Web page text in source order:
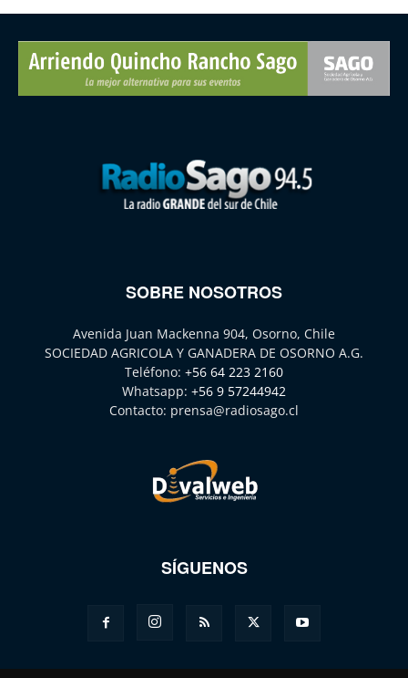
SOBRE NOSOTROS
Avenida Juan Mackenna 904, Osorno, Chile
SOCIEDAD AGRICOLA Y GANADERA DE OSORNO A.G.
Teléfono: +56 64 223 2160
Whatsapp: +56 9 57244942
Contacto: prensa@radiosago.cl
SÍGUENOS